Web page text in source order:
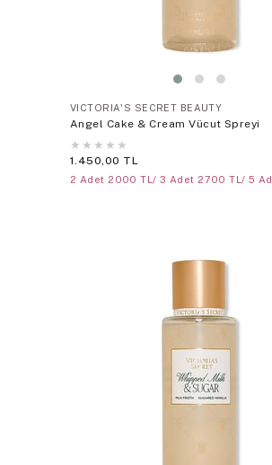
VICTORIA'S SECRET BEAUTY
Angel Cake & Cream Vücut Spreyi
★ ★ ★ ★ ★
1.450,00 TL
2 Adet 2000 TL/ 3 Adet 2700 TL/ 5